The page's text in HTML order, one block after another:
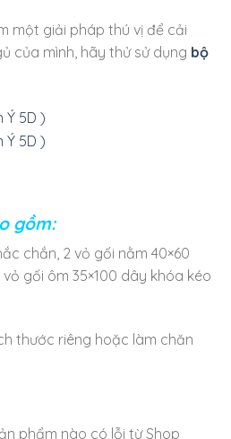
một giải pháp thú vị để cải
của mình, hãy thử sử dụng bộ
gồm:
chắn, 2 vỏ gối nằm 40×60
gối ôm 35×100 dây khóa kéo
thước riêng hoặc làm chăn
phẩm nào có lỗi từ Shop